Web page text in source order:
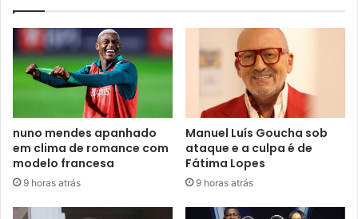
nuno mendes apanhado
em clima de romance com
modelo francesa
9 horas atrás
Manuel Luís Goucha sob
ataque e a culpa é de
Fátima Lopes
9 horas atrás